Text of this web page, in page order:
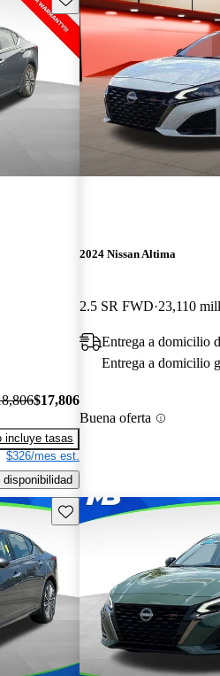
$17,806
incluye tasas
$326/mes est.
disponibilidad
2024 Nissan Altima
2.5 SR FWD 23,110
Entrega a domicilio
Entrega a domicilio
Buena oferta
Guarda este Aviso